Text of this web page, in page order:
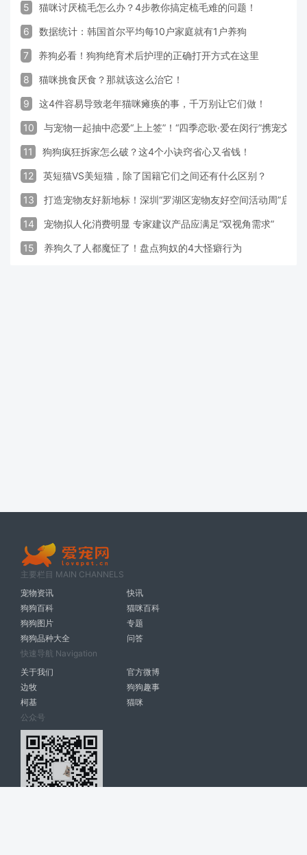
5 猫咪讨厌梳毛怎么办？4步教你搞定梳毛难的问题！
6 数据统计：韩国首尔平均每10户家庭就有1户养狗
7 养狗必看！狗狗绝育术后护理的正确打开方式在这里
8 猫咪挑食厌食？那就该这么治它！
9 这4件容易导致老年猫咪瘫痪的事，千万别让它们做！
10 与宠物一起抽中恋爱“上上签”！“四季恋歌·爱在闵行”携宠交友
11 狗狗疯狂拆家怎么破？这4个小诀窍省心又省钱！
12 英短猫VS美短猫，除了国籍它们之间还有什么区别？
13 打造宠物友好新地标！深圳“罗湖区宠物友好空间活动周”启动
14 宠物拟人化消费明显 专家建议产品应满足“双视角需求”
15 养狗久了人都魔怔了！盘点狗奴的4大怪癖行为
主要栏目 MAIN CHANNELS
宠物资讯
快讯
狗狗百科
猫咪百科
狗狗图片
专题
狗狗品种大全
问答
快速导航 Navigation
关于我们
官方微博
边牧
狗狗趣事
柯基
猫咪
公众号